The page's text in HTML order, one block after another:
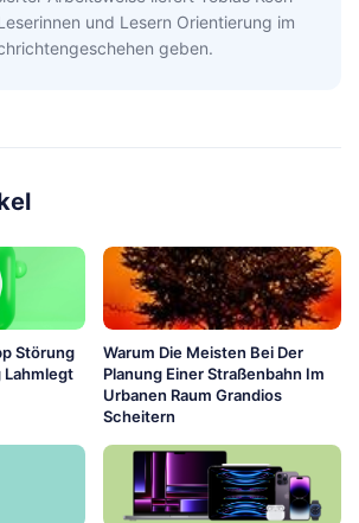
und Lesern Orientierung im
geben.
Störung
Lahmlegt
Warum Die Meisten Bei Der
Planung Einer Straßenbahn Im
Urbanen Raum Grandios
Scheitern